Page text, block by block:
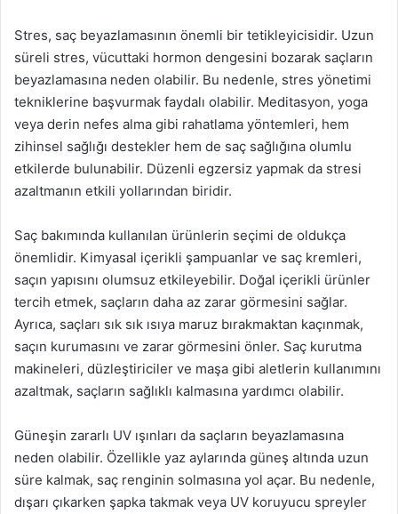
Stres, saç beyazlamasının önemli bir tetikleyicisidir. Uzun
süreli stres, vücuttaki hormon dengesini bozarak saçların
beyazlamasına neden olabilir. Bu nedenle, stres yönetimi
tekniklerine başvurmak faydalı olabilir. Meditasyon, yoga
veya derin nefes alma gibi rahatlama yöntemleri, hem
zihinsel sağlığı destekler hem de saç sağlığına olumlu
etkilerde bulunabilir. Düzenli egzersiz yapmak da stresi
azaltmanın etkili yollarından biridir.
Saç bakımında kullanılan ürünlerin seçimi de oldukça
önemlidir. Kimyasal içerikli şampuanlar ve saç kremleri,
saçın yapısını olumsuz etkileyebilir. Doğal içerikli ürünler
tercih etmek, saçların daha az zarar görmesini sağlar.
Ayrıca, saçları sık sık ısıya maruz bırakmaktan kaçınmak,
saçın kurumasını ve zarar görmesini önler. Saç kurutma
makineleri, düzleştiriciler ve maşa gibi aletlerin kullanımını
azaltmak, saçların sağlıklı kalmasına yardımcı olabilir.
Güneşin zararlı UV ışınları da saçların beyazlamasına
neden olabilir. Özellikle yaz aylarında güneş altında uzun
süre kalmak, saç renginin solmasına yol açar. Bu nedenle,
dışarı çıkarken şapka takmak veya UV koruyucu spreyler